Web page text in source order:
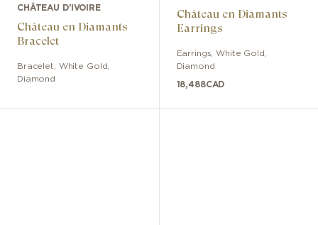
CHÂTEAU D'IVOIRE
Château en Diamants
Bracelet
Bracelet White Gold
Diamond
Château en Diamants
Earrings
Earrings ,White Gold
Diamond
18,488CAD